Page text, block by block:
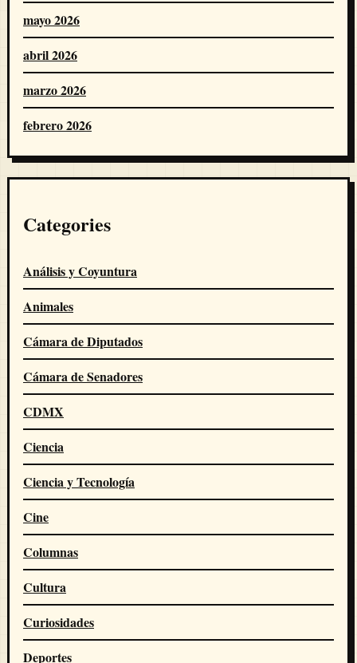
mayo 2026
abril 2026
marzo 2026
febrero 2026
Categories
Análisis y Coyuntura
Animales
Cámara de Diputados
Cámara de Senadores
CDMX
Ciencia
Ciencia y Tecnología
Cine
Columnas
Cultura
Curiosidades
Deportes